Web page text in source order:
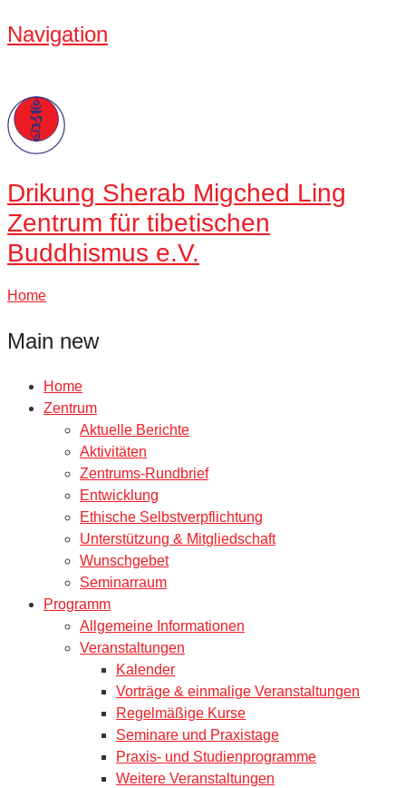
Navigation
Drikung Sherab Migched Ling
Zentrum für tibetischen
Buddhismus e.V.
Home
Main new
Home
Zentrum
Aktuelle Berichte
Aktivitäten
Zentrums-Rundbrief
Entwicklung
Ethische Selbstverpflichtung
Unterstützung & Mitgliedschaft
Wunschgebet
Seminarraum
Programm
Allgemeine Informationen
Veranstaltungen
Kalender
Vorträge & einmalige Veranstaltungen
Regelmäßige Kurse
Seminare und Praxistage
Praxis- und Studienprogramme
Weitere Veranstaltungen